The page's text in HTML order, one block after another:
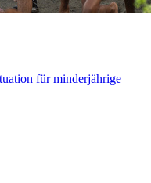
für minderjährige